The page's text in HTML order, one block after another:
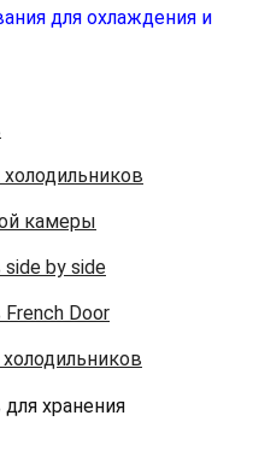
для охлаждения и
камеры
by side
Door
хранения